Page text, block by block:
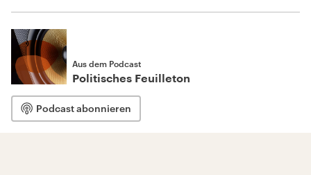
Aus dem Podcast
Politisches Feuilleton
Podcast abonnieren